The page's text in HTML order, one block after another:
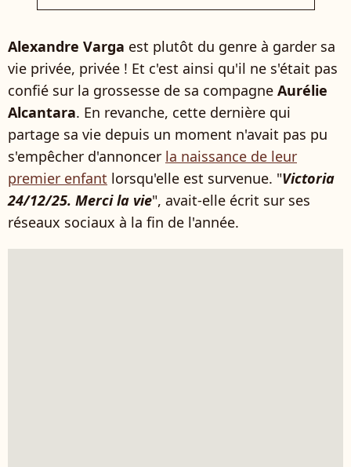
Alexandre Varga est plutôt du genre à garder sa
vie privée, privée ! Et c'est ainsi qu'il ne s'était pas
confié sur la grossesse de sa compagne Aurélie
Alcantara. En revanche, cette dernière qui
partage sa vie depuis un moment n'avait pas pu
s'empêcher d'annoncer la naissance de leur
premier enfant lorsqu'elle est survenue. "Victoria
24/12/25. Merci la vie", avait-elle écrit sur ses
réseaux sociaux à la fin de l'année.